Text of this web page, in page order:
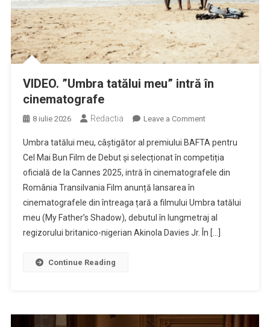
VIDEO. ”Umbra tatălui meu” intră în
cinematografe
8 iulie 2026 Redactia Leave a Commenton
”Umbra
tatălui
meu”
în
cinematografe
Umbra tatălui meu, câștigător al premiului BAFTA pentru
Cel Mai Bun Film de Debut și selecționat în competiția
oficială de la Cannes 2025, intră în cinematografele din
România Transilvania Film anunță lansarea în
cinematografele din întreaga țară a filmului Umbra tatălui
meu (My Father’s Shadow), debutul în lungmetraj al
regizorului britanico-nigerian Akinola Davies Jr. În […]
Continue Reading